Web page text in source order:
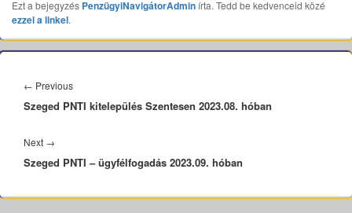
Ezt a bejegyzés PenzügyiNavigátorAdmin írta. Tedd be kedvenceid közé
ezzel a linkel.
navigáció
← PreviousPrevious
post:
Szeged PNTI kitelepülés Szentesen 2023.08. hóban
Next →
post:
Szeged PNTI – ügyfélfogadás 2023.09. hóban